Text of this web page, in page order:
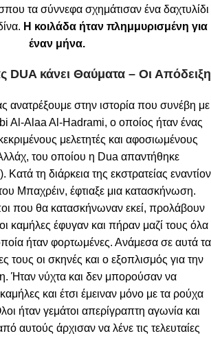
τα σύννεφα σχημάτισαν ένα δαχτυλίδι
Η κοιλάδα ήταν πλημμυρισμένη για
έναν μήνα.
DUA κάνει Θαύματα – Οι Απόδειξη
ανατρέξουμε στην ιστορία που συνέβη με
Al-Alaa Al-Hadrami, ο οποίος ήταν ένας
μελετητές και αφοσιωμένους
του οποίου η Dua απαντήθηκε
τη διάρκεια της εκστρατείας εναντίον
Μπαχρέιν, έφτιαξε μια κατασκήνωση.
που θα κατασκήνωναν εκεί, προλάβουν
καμήλες έφυγαν και πήραν μαζί τους όλα
ήταν φορτωμένες. Ανάμεσα σε αυτά τα
τους οι σκηνές και ο εξοπλισμός για την
Ήταν νύχτα και δεν μπορούσαν να
και έτσι έμειναν μόνο με τα ρούχα
ήταν γεμάτοι απερίγραπτη αγωνία και
αυτούς άρχισαν να λένε τις τελευταίες